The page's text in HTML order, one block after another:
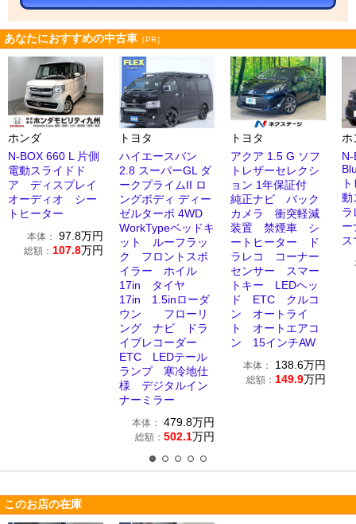
あなたにおすすめの中古車 ［PR］
ホンダ
N-BOX 660 L 片側
電動スライドド
ア ディスプレイ
オーディオ シー
トヒーター
本体： 97.8万円
総額： 107.8万円
トヨタ
ハイエースバン
2.8 スーパーGL ダ
ークプライムII ロ
ングボディ ディー
ゼルターボ 4WD
WorkTypeベッドキ
ット ルーフラッ
ク フロントスポ
イラー ホイル
17in タイヤ
17in 1.5inローダ
ウン フローリ
ング ナビ ドラ
イブレコーダー
ETC LEDテール
ランプ 寒冷地仕
様 デジタルイン
ナーミラー
本体： 479.8万円
総額： 502.1万円
トヨタ
アクア 1.5 G ソフ
トレザーセレクシ
ョン 1年保証付
純正ナビ バック
カメラ 衝突軽減
装置 禁煙車 シ
ートヒーター ド
ラレコ コーナー
センサー スマー
トキー LEDヘッ
ド ETC クルコ
ン オートライ
ト オートエアコ
ン 15インチAW
本体： 138.6万円
総額： 149.9万円
ホ
動
ラ
ー
このお店の在庫